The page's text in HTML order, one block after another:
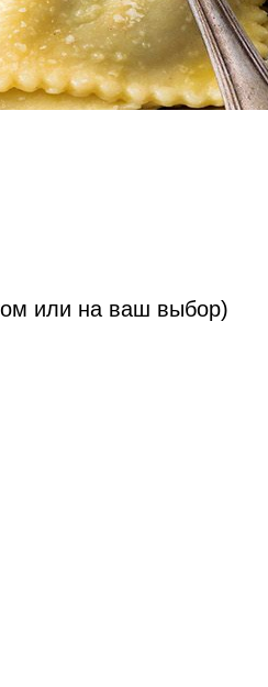
или на ваш выбор)